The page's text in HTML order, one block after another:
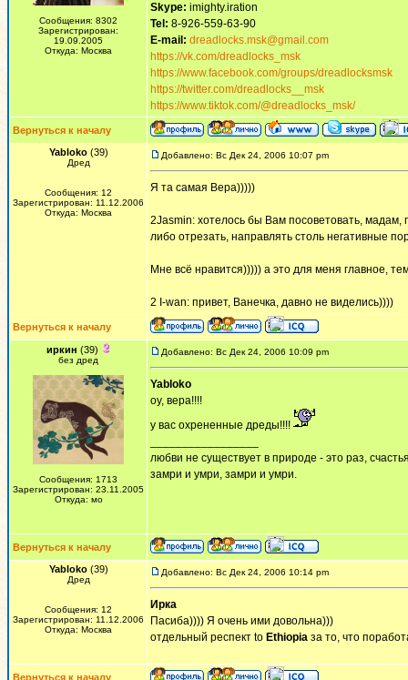
Сообщения: 8302
Зарегистрирован:
19.09.2005
Откуда: Москва
Skype: imighty.iration
Tel: 8-926-559-63-90
E-mail: dreadlocks.msk@gmail.com
https://vk.com/dreadlocks_msk
https://www.facebook.com/groups/dreadlocksmsk
https://twitter.com/dreadlocks__msk
https://www.tiktok.com/@dreadlocks_msk/
Вернуться к началу
Yabloko(39)
Дред
Сообщения: 12
Зарегистрирован: 11.12.2006
Откуда: Москва
Добавлено: Вс Дек 24, 2006 10:07 pm
Я та самая Вера)))))
2Jasmin: хотелось бы Вам посоветовать,
либо отрезать, направлять столь негативные
Мне всё нравится))))) а это для меня главное,
2 I-wan: привет, Ванечка, давно не виделись))))
Вернуться к началу
иркин (39)
без дред
Сообщения: 1713
Зарегистрирован: 23.11.2005
Откуда: мо
Добавлено: Вс Дек 24, 2006 10:09 pm
Yabloko
оу, вера!!!!
у вас охрененные дреды!!!!
любви не существует в природе - это раз,
замри и умри, замри и умри.
Вернуться к началу
Yabloko(39)
Дред
Сообщения: 12
Зарегистрирован: 11.12.2006
Откуда: Москва
Добавлено: Вс Дек 24, 2006 10:14 pm
Ирка
Пасиба)))) Я очень ими довольна)))
отдельный респект to Ethiopia за то, что
Вернуться к началу